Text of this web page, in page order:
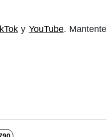
y YouTube. Mantente